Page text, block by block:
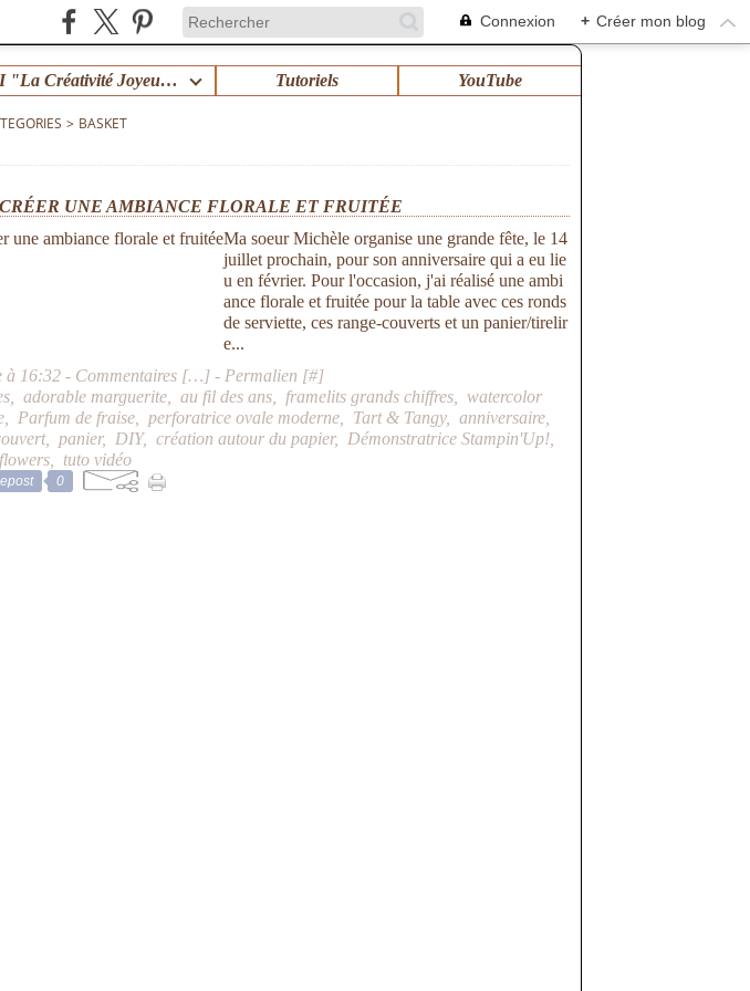
Connexion + Créer mon blog
KEPSI "La Créativité Joyeuse en Famille" ! Tutoriels YouTube
> BASKET
UNE AMBIANCE FLORALE ET FRUITÉE
Ma soeur Michèle organise une grande fête, le 14
juillet prochain, pour son anniversaire qui a eu lie
u en février. Pour l'occasion, j'ai réalisé une ambi
ance florale et fruitée pour la table avec ces ronds
de serviette, ces range-couverts et un panier/tirelir
e...
à 16:32 - Commentaires […] - Permalien [#]
,adorable marguerite ,au fil des ans framelits grands chiffres
watercolor
Parfum de fraise perforatrice ovale moderne Tart & Tangy,anniversaire
, panier, DIY,création autour du papier, Démonstratrice Stampin'Up!
flowers tuto vidéo
0